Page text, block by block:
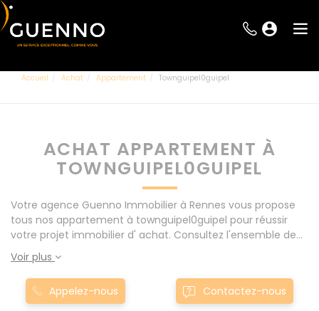
Accueil Achat Appartement Townguipel0guipel
ACHAT APPARTEMENT À
TOWNGUIPEL0GUIPEL
Votre agence Guenno Immobilier à Rennes vous propose
tous nos appartement à townguipel0guipel pour réussir
votre projet immobilier d' achat. Consultez l'ensemble de
nos offres à Rennes mais également aux alentours : Le
Rheu, Pacé, Montgermont... Nos appartement à
townguipel0guipel sont proposés au meilleur prix du
marché pour permettre au plus grand nombre de réussir
Voir plus
Appelez-nous Contactez-nous